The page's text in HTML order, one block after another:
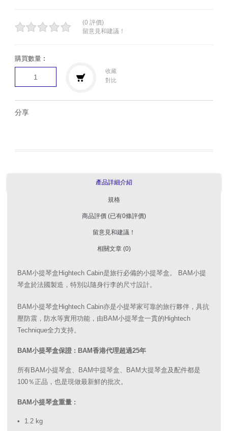
(0 評價)
留意見和建議！
購買數量︰
收藏
對比
分享
產品詳細介紹
規格
商品評價 (已有0條評價)
留意見和建議！
相關文章 (0)
BAM小提琴盒Hightech Cabin是旅行必備的小提琴盒。 BAM小提
琴盒於法國製造，特別以隨身行李的尺寸設計。
BAM小提琴盒Hightech Cabin亦是小提琴家可靠的旅行夥伴，具抗
壓防震，防水等實用功能，由BAM小提琴盒一貫的Hightech
Technique全力支持。
BAM小提琴盒保證 : BAM香港代理超過25年
所有BAM小提琴盒、BAM中提琴盒、BAM大提琴盒及配件都是
100％正品，也是現做最新鮮的批次。
BAM小提琴盒重量 :
1.2 kg